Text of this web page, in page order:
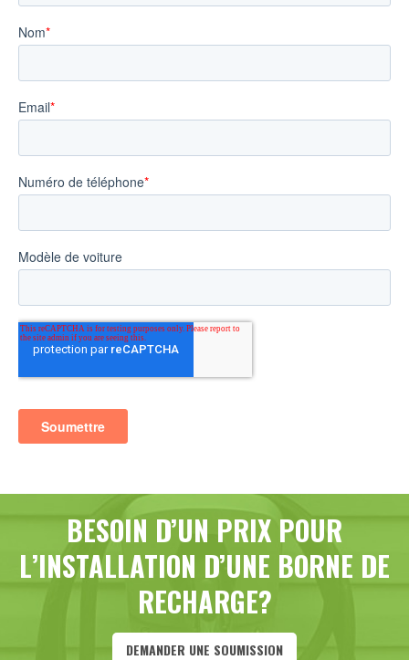
BESOIN D’UN PRIX POUR
L’INSTALLATION D’UNE BORNE DE
RECHARGE?
DEMANDER UNE SOUMISSION